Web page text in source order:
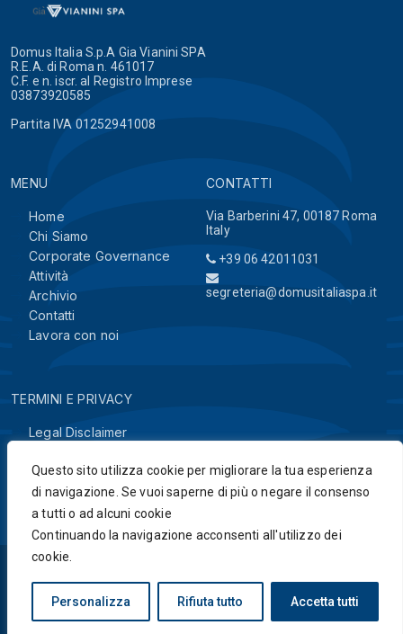
Questo sito utilizza cookie per migliorare la tua esperienza
di navigazione. Se vuoi saperne di più o negare il consenso
a tutti o ad alcuni cookie
Continuando la navigazione acconsenti all'utilizzo dei
cookie.
Personalizza Rifiuta tutto Accetta tutti
Domus Italia S.p.A Gia Vianini SPA
R.E.A. di Roma n. 461017
C.F. e n. iscr. al Registro Imprese
03873920585
Partita IVA 01252941008
MENU
Home
Chi Siamo
Corporate Governance
Attività
Archivio
Contatti
Lavora con noi
CONTATTI
Via Barberini 47, 00187 Roma
Italy
+39 06 42011031
segreteria@domusitaliaspa.it
TERMINI E PRIVACY
Legal Disclaimer
Powered ByCED Digital & Servizi